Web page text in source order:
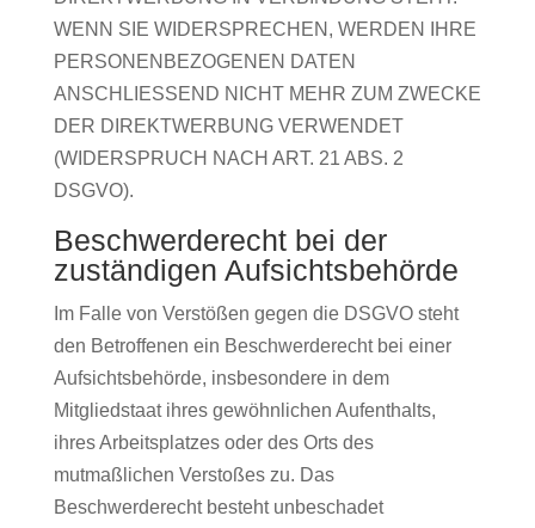
WENN SIE WIDERSPRECHEN, WERDEN IHRE
PERSONENBEZOGENEN DATEN
ANSCHLIESSEND NICHT MEHR ZUM ZWECKE
DER DIREKTWERBUNG VERWENDET
(WIDERSPRUCH NACH ART. 21 ABS. 2
DSGVO).
Beschwerde­recht bei der
zuständigen Aufsichts­behörde
Im Falle von Verstößen gegen die DSGVO steht
den Betroffenen ein Beschwerderecht bei einer
Aufsichtsbehörde, insbesondere in dem
Mitgliedstaat ihres gewöhnlichen Aufenthalts,
ihres Arbeitsplatzes oder des Orts des
mutmaßlichen Verstoßes zu. Das
Beschwerderecht besteht unbeschadet